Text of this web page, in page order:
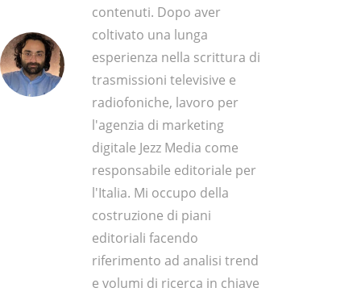
contenuti. Dopo aver
coltivato una lunga
esperienza nella scrittura di
trasmissioni televisive e
radiofoniche, lavoro per
l'agenzia di marketing
digitale Jezz Media come
responsabile editoriale per
l'Italia. Mi occupo della
costruzione di piani
editoriali facendo
riferimento ad analisi trend
e volumi di ricerca in chiave